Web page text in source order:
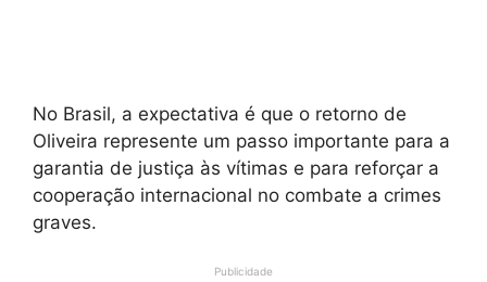
No Brasil, a expectativa é que o retorno de
Oliveira represente um passo importante para a
garantia de justiça às vítimas e para reforçar a
cooperação internacional no combate a crimes
graves.
Publicidade